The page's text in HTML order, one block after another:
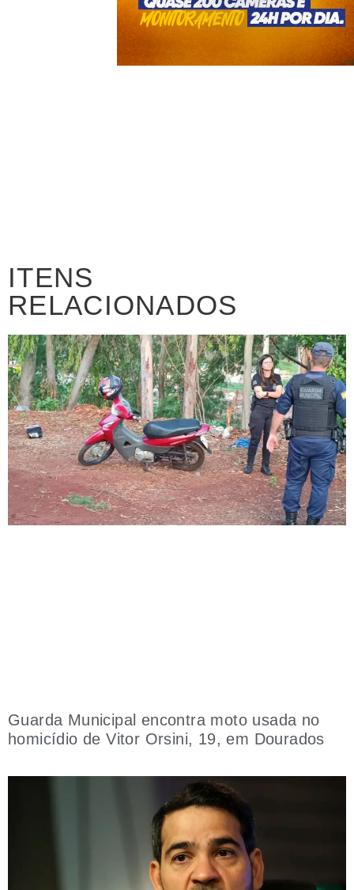
ITENS
RELACIONADOS
Guarda Municipal encontra moto usada no
homicídio de Vitor Orsini, 19, em Dourados